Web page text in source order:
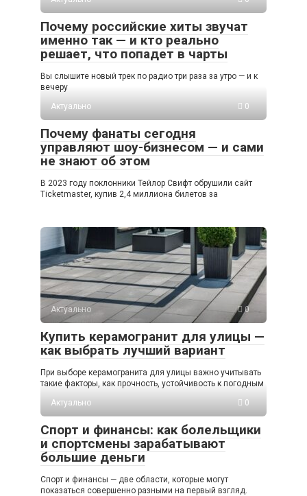
Почему российские хиты звучат
именно так — и кто реально
решает, что попадет в чарты
Вы слышите новый трек по радио три раза за утро — и к
вечеру
Актуально
0
Почему фанаты сегодня
управляют шоу-бизнесом — и сами
не знают об этом
В 2023 году поклонники Тейлор Свифт обрушили сайт
Ticketmaster, купив 2,4 миллиона билетов за
Актуально 0
Купить керамогранит для улицы —
как выбрать лучший вариант
При выборе керамогранита для улицы важно учитывать
такие факторы, как прочность, устойчивость к погодным
Актуально
0
Спорт и финансы: как болельщики
и спортсмены зарабатывают
большие деньги
Спорт и финансы — две области, которые могут
показаться совершенно разными на первый взгляд.